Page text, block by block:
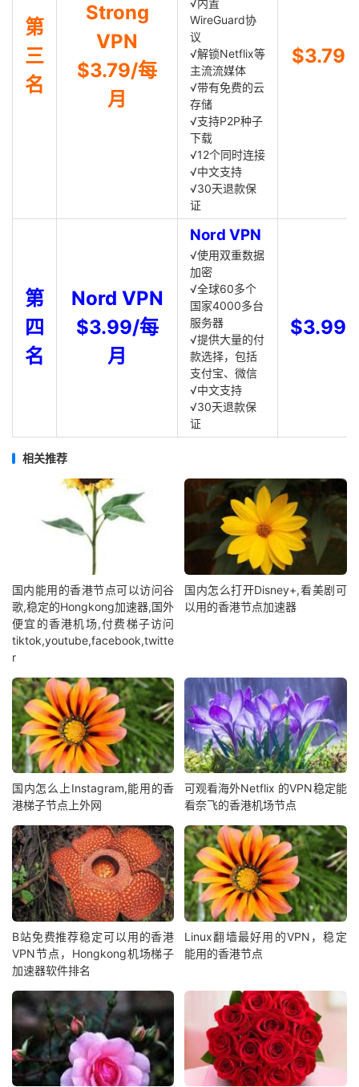
第
三
名
Strong
VPN
$3.79/每
月
√内置
WireGuard协
议
√解锁Netflix等
主流流媒体
√带有免费的云
存储
√支持P2P种子
下载
√12个同时连接
√中文支持
√30天退款保
证
$3.79
第
四
名
Nord VPN
$3.99/每
月
Nord VPN
√使用双重数据
加密
√全球60多个
国家4000多台
服务器
√提供大量的付
款选择，包括
支付宝、微信
√中文支持
√30天退款保
证
$3.99
相关推荐
国内能用的香港节点可以访问谷
歌,稳定的Hongkong加速器,国外
便宜的香港机场,付费梯子访问
tiktok,youtube,facebook,twitte
r
国内怎么打开Disney+,看美剧可
以用的香港节点加速器
国内怎么上Instagram,能用的香
港梯子节点上外网
可观看海外Netflix 的VPN稳定能
看奈飞的香港机场节点
B站免费推荐稳定可以用的香港
VPN节点，Hongkong机场梯子
加速器软件排名
Linux翻墙最好用的VPN，稳定
能用的香港节点